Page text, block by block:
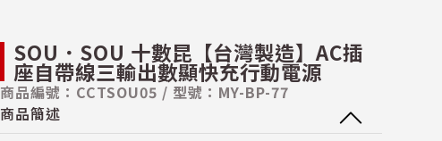
SOU．SOU 十數昆【台灣製造】AC插
座自帶線三輸出數顯快充行動電源
商品編號：CCTSOU05 / 型號：MY-BP-77
商品簡述